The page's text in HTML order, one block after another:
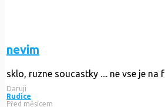
nevim
sklo, ruzne soucastky .... ne vse je na
Daruji
Rudice
Před měsícem